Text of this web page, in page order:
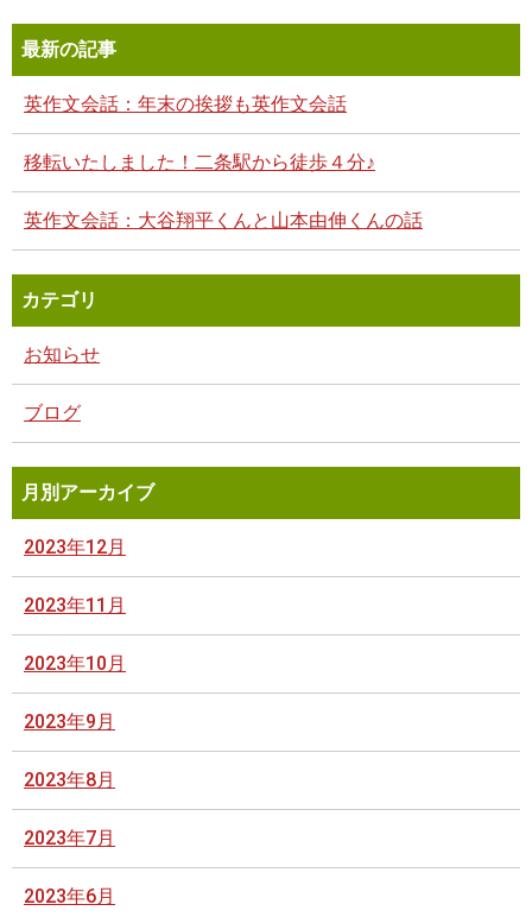
最新の記事
英作文会話：年末の挨拶も英作文会話
移転いたしました！二条駅から徒歩４分♪
英作文会話：大谷翔平くんと山本由伸くんの話
カテゴリ
お知らせ
ブログ
月別アーカイブ
2023年12月
2023年11月
2023年10月
2023年9月
2023年8月
2023年7月
2023年6月